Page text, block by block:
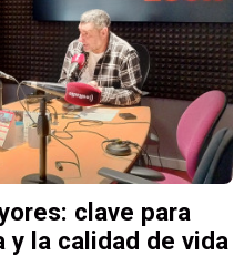
clave para
y la calidad de vida